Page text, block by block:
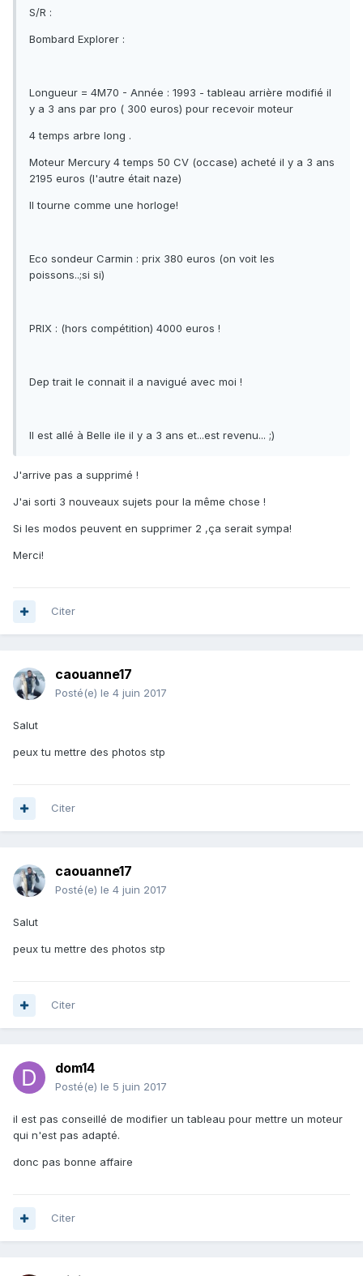
S/R :
Bombard Explorer :
Longueur = 4M70 - Année : 1993 - tableau arrière modifié il
y a 3 ans par pro ( 300 euros) pour recevoir moteur
4 temps arbre long .
Moteur Mercury 4 temps 50 CV (occase) acheté il y a 3 ans
2195 euros (l'autre était naze)
Il tourne comme une horloge!
Eco sondeur Carmin : prix 380 euros (on voit les
poissons..;si si)
PRIX : (hors compétition) 4000 euros !
Dep trait le connait il a navigué avec moi !
Il est allé à Belle ile il y a 3 ans et...est revenu... ;)
J'arrive pas a supprimé !
J'ai sorti 3 nouveaux sujets pour la même chose !
Si les modos peuvent en supprimer 2 ,ça serait sympa!
Merci!
Citer
caouanne17
Posté(e) le 4 juin 2017
Salut
peux tu mettre des photos stp
Citer
caouanne17
Posté(e) le 4 juin 2017
Salut
peux tu mettre des photos stp
Citer
dom14
Posté(e) le 5 juin 2017
il est pas conseillé de modifier un tableau pour mettre un moteur
qui n'est pas adapté.
donc pas bonne affaire
Citer